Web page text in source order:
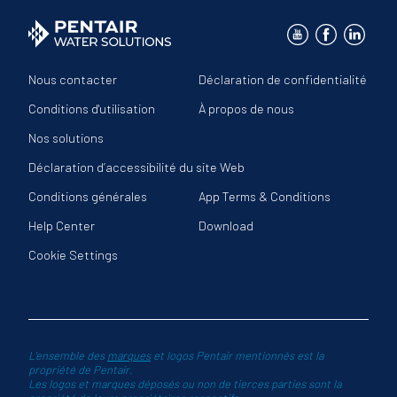
Nous contacter
Déclaration de confidentialité
Conditions d'utilisation
À propos de nous
Nos solutions
Déclaration d’accessibilité du site Web
Conditions générales
App Terms & Conditions
Help Center
Download
Cookie Settings
L'ensemble desmarqueset logos Pentair mentionnés est la
propriété de Pentair.
Les logos et marques déposés ou non de tierces parties sont la